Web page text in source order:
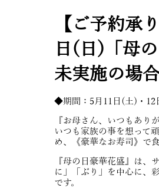
【ご予約承
日(日)「母
未実施の場
◆期間：5月11日(土)・12
『お母さん、いつもあり
いつも家族の事を想って
め、《豪華なお寿司》で
『母の日豪華花盛』は、
に」「ぶり」を中心に、
です。